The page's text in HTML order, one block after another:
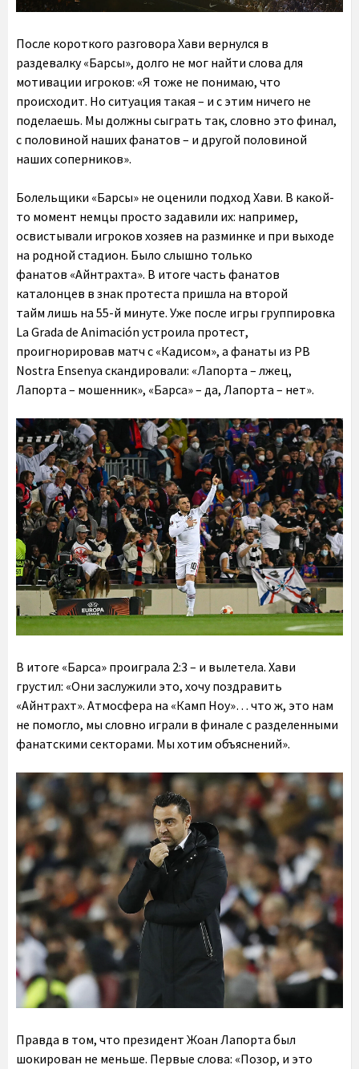
После короткого разговора Хави вернулся в
раздевалку «Барсы», долго не мог найти слова для
мотивации игроков: «Я тоже не понимаю, что
происходит. Но ситуация такая – и с этим ничего не
поделаешь. Мы должны сыграть так, словно это финал,
с половиной наших фанатов – и другой половиной
наших соперников».
Болельщики «Барсы» не оценили подход Хави. В какой-
то момент немцы просто задавили их: например,
освистывали игроков хозяев на разминке и при выходе
на родной стадион. Было слышно только
фанатов «Айнтрахта». В итоге часть фанатов
каталонцев в знак протеста пришла на второй
тайм лишь на 55-й минуте. Уже после игры группировка
La Grada de Animación устроила протест,
проигнорировав матч с «Кадисом», а фанаты из PB
Nostra Ensenya скандировали: «Лапорта – лжец,
Лапорта – мошенник», «Барса» – да, Лапорта – нет».
В итоге «Барса» проиграла 2:3 – и вылетела. Хави
грустил: «Они заслужили это, хочу поздравить
«Айнтрахт». Атмосфера на «Камп Ноу»… что ж, это нам
не помогло, мы словно играли в финале с разделенными
фанатскими секторами. Мы хотим объяснений».
Правда в том, что президент Жоан Лапорта был
шокирован не меньше. Первые слова: «Позор, и это